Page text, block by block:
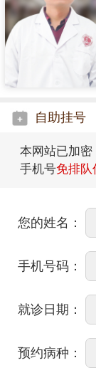
自助挂号
本网站已加
手机号免排队
您的姓名：
手机号码：
就诊日期：
预约病种：